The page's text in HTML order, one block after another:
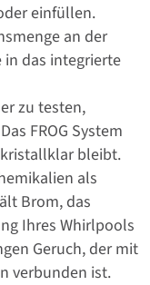
einfüllen.
an der
das integrierte
zu testen,
FROG System
bleibt.
als
Brom, das
Ihres Whirlpools
Geruch, der mit
verbunden ist.